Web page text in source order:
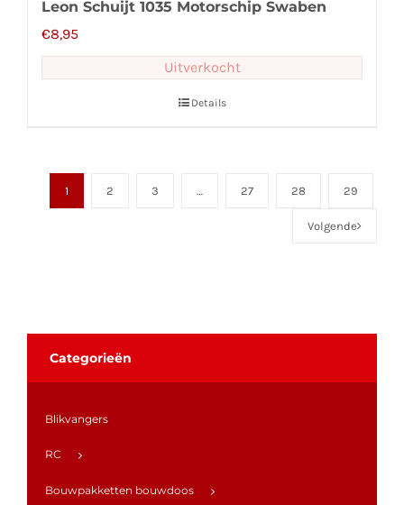
Leon Schuijt 1035 Motorschip Swaben
€8,95
Uitverkocht
Details
1 2 3 … 27 28 29
Volgende
Categorieën
Blikvangers
RC
Bouwpakketten bouwdoos